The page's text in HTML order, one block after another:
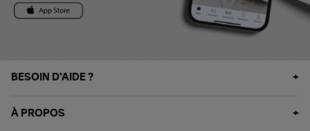
BESOIN D'AIDE ?
À PROPOS